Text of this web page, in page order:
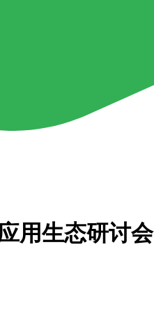
用生态研讨会